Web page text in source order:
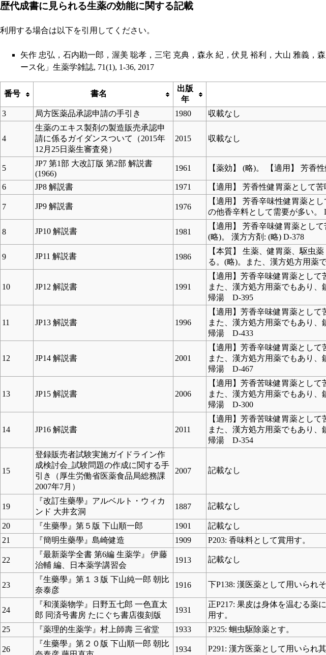
歴代成書に見られる生薬の効能に関する記載
利用する場合は以下を引用してください。
矢作 忠弘，石内勘一郎，渥美 聡孝，三宅 克典，森永 紀，伏見 裕利，大山 雅義
ース化」生薬学雑誌, 71(1), 1-36, 2017
番号 書名
出版
年
3 局方医薬品承認申請の手引き 1980 収載なし
4
生薬のエキス製剤の製造販売承認申
請に係るガイダンスついて（2015年
12月25日薬生審査発）
2015 収載なし
5
JP7 第1部 大改訂版 第2部 解説書
(1966)
1961 【薬効】 (略)。 【適用】 芳香
6 JP8 解説書 1971 【適用】 芳香性健胃薬として
7 JP9 解説書 1976
【適用】 芳香辛味性健胃薬と
の他香辛料として需要が多い。
8 JP10 解説書 1981
【適用】 芳香辛味健胃薬とし
(略)。 漢方方剤: (略) D-378
9 JP11 解説書 1986
【本質】 生薬、健胃薬、駆虫
る。(略)。また、漢方処方用薬
10 JP12 解説書 1991
【適用】芳香辛味健胃薬とし
また、漢方処方用薬でもあり
帰湯 D-395
11 JP13 解説書 1996
【適用】芳香辛味健胃薬とし
また、漢方処方用薬でもあり
帰湯 D-433
12 JP14 解説書 2001
【適用】芳香辛味健胃薬とし
また、漢方処方用薬でもあり
帰湯 D-467
13 JP15 解説書 2006
【適用】芳香苦味健胃薬とし
また、漢方処方用薬でもあり
帰湯 D-300
14 JP16 解説書 2011
【適用】芳香苦味健胃薬とし
また、漢方処方用薬でもあり
帰湯 D-354
15
登録販売者試験実施ガイドライン作
成検討会_試験問題の作成に関する手
引き（厚生労働省医薬食品局総務課
2007年7月）
2007 記載なし
19
『改訂生藥學』アルベルト・ウィカ
ンド 大井玄洞
1887 記載なし
20 『生藥學』第５版 下山順一郎 1901
記載なし
21
『簡明生藥學』島崎健造 1909 P203: 香味料として賞用す。
22
『最新薬学全書 第6編 生薬学』 伊藤
治輔 編、日本薬学講習会
1913 記載なし
23
『生藥學』第１３版 下山純一郎 朝比
奈泰彦
1916 下P138: 漢医薬として用いられ
24
『和漢薬物学』日野五七郎 一色直太
郎 同済号書房 たにぐち書店復刻版
1931
正P217: 果皮は身体を温むる薬
用す。
25
『薬理的生薬学』村上師壽 三省堂 1933 P325: 蛔虫駆除薬とす。
26
『生藥學』第２０版 下山順一郎 朝比
1934 P291: 漢方医薬として用いられ